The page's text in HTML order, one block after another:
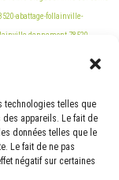
technologies telles que
des appareils. Le fait de
données telles que le
Le fait de ne pas
négatif sur certaines